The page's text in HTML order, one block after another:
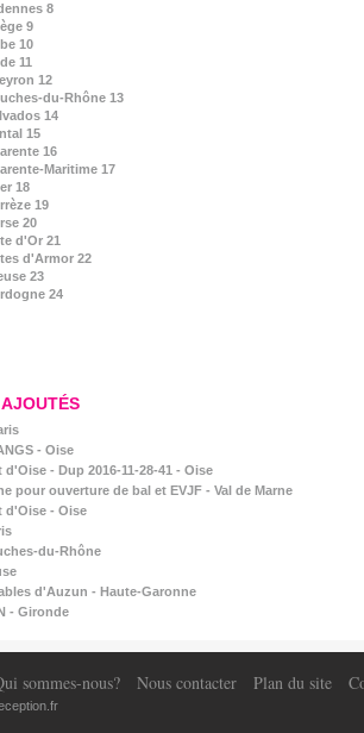
8
9
10
11
12
du-Rhône 13
14
15
16
Maritime 17
18
19
20
d'Or 21
d'Armor 22
23
24
- Oise
- Dup 2016-11-28-41 - Oise
pour ouverture de bal et EVJF - Val de Marne
d'Oise - Oise
du-Rhône
d'Auzun - Haute-Garonne
- Gironde
sommes-nous? Nous contacter Plan du site